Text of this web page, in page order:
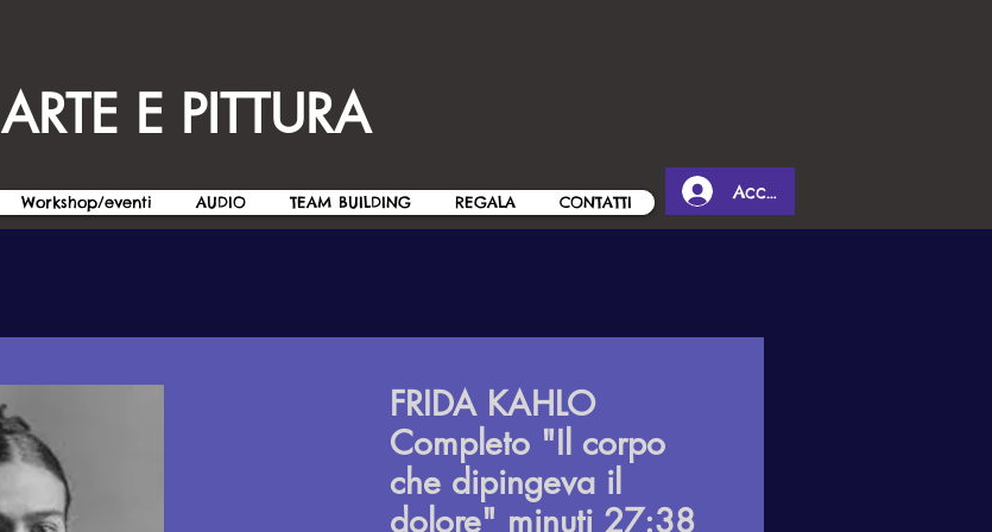
ARTE E PITTURA
Workshop/eventi AUDIO TEAM BUILDING REGALA CONTATTI Accedi
FRIDA KAHLO
Completo "Il corpo
che dipingeva il
dolore" minuti 27:38